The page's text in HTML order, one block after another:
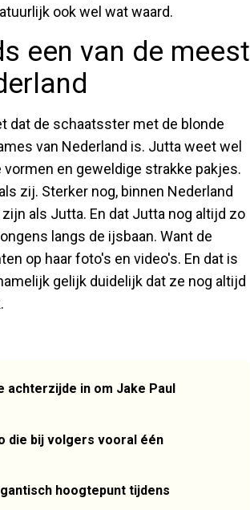
ook wel wat waard.
een van de meest
dat de schaatsster met de blonde
van Nederland is. Jutta weet wel
en geweldige strakke pakjes.
zij. Sterker nog, binnen Nederland
als Jutta. En dat Jutta nog altijd zo
langs de ijsbaan. Want de
op haar foto's en video's. En dat is
gelijk duidelijk dat ze nog altijd
achterzijde in om Jake Paul
die bij volgers vooral één
hoogtepunt tijdens